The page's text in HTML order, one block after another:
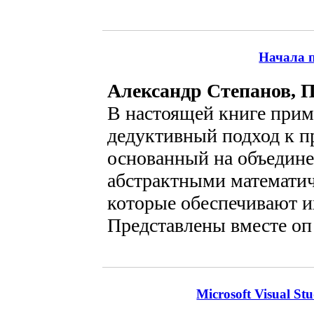
Начала
Александр Степанов,
В настоящей книге
дедуктивный подход к
основанный на
абстрактными
которые обеспечивают
Представлены вместе
Microsoft Visual